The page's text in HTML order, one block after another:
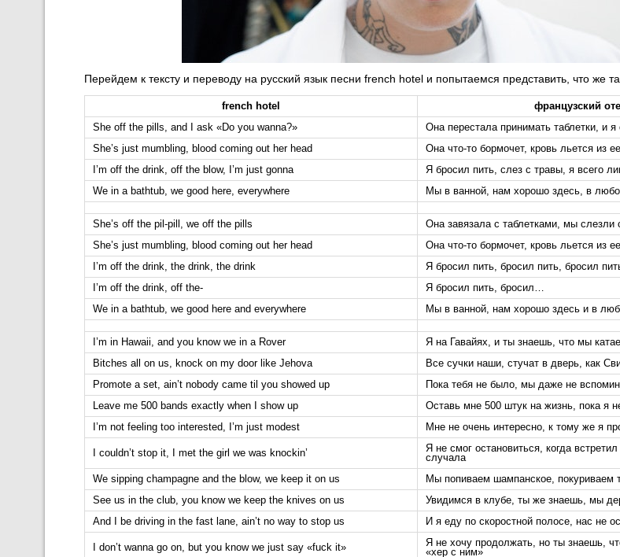
Перейдем к тексту и переводу на русский язык песни french hotel и попытаемся представить, что же
french hotel
французский
She off the pills, and I ask «Do you wanna?»
Она перестала принимать таблетки, и
She’s just mumbling, blood coming out her head
Она что-то бормочет, кровь льется из
I’m off the drink, off the blow, I’m just gonna
Я бросил пить, слез с травы, я всего
We in a bathtub, we good here, everywhere
Мы в ванной, нам хорошо здесь, в
She’s off the pil-pill, we off the pills
Она завязала с таблетками, мы слезли
She’s just mumbling, blood coming out her head
Она что-то бормочет, кровь льется из
I’m off the drink, the drink, the drink
Я бросил пить, бросил пить, бросил
I’m off the drink, off the-
Я бросил пить, бросил…
We in a bathtub, we good here and everywhere
Мы в ванной, нам хорошо здесь и в
I’m in Hawaii, and you know we in a Rover
Я на Гавайях, и ты знаешь, что мы
Bitches all on us, knock on my door like Jehova
Все сучки наши, стучат в дверь, как
Promote a set, ain’t nobody came til you showed up
Пока тебя не было, мы даже не
Leave me 500 bands exactly when I show up
Оставь мне 500 штук на жизнь, пока я
I’m not feeling too interested, I’m just modest
Мне не очень интересно, к тому же я
I couldn’t stop it, I met the girl we was knockin’
Я не смог остановиться, когда
случала
We sipping champagne and the blow, we keep it on us
Мы попиваем шампанское, покуриваем
See us in the club, you know we keep the knives on us
Увидимся в клубе, ты же знаешь, мы
And I be driving in the fast lane, ain’t no way to stop us
И я еду по скоростной полосе, нас не
I don’t wanna go on, but you know we just say «fuck it»
Я не хочу продолжать, но ты знаешь,
«хер с ним»